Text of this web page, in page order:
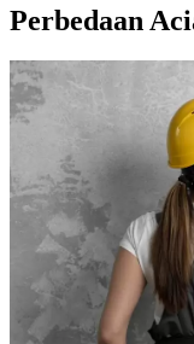
Perbedaan